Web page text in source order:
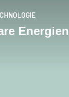
Energien